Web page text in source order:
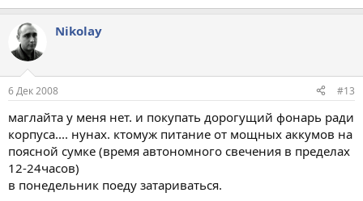
Nikolay
6 Дек 2008 #13
маглайта у меня нет. и покупать дорогущий фонарь ради
корпуса.... нунах. ктомуж питание от мощных аккумов на
поясной сумке (время автономного свечения в пределах
12-24часов)
в понедельник поеду затариваться.